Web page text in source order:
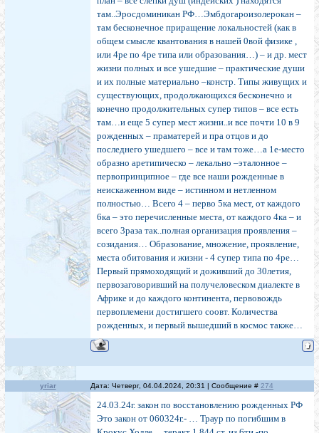
там..Эросдоминикан РФ…Эмбдогароизолерокан –
там бесконечное приращение локальностей (как в
общем смысле квантования в нашей 0вой физике ,
или 4ре по 4ре типа или образования…) – и др. мест
жизни полных и все ушедшие – практические души
и их полные материально –констр. Типы живущих и
существующих, продолжающихся бесконечно и
конечно продолжительных супер типов – все есть
там…и еще 5 супер мест жизни..и все почти 10 в 9
рожденных – праматерей и пра отцов и до
последнего ушедшего – все и там тоже…а 1е-место
образно аретипическо – лекально –эталонное –
первопринципное – где все наши рожденные в
неискаженном виде – истинном и нетленном
полностью… Всего 4 – перво 5ка мест, от каждого
6ка – это перечисленные места, от каждого 4ка – и
всего 3раза так..полная организация проявления –
созидания… Образование, множение, проявление,
места обитования и жизни - 4 супер типа по 4ре…
Первый прямоходящий и доживший до 30летия,
первозаговоривший на получеловеском диалекте в
Африке и до каждого континента, первовождь
первоплемени достигшего соовт. Количества
рожденных, и первый вышедший в космос также…
yriar Дата: Четверг, 04.04.2024, 20:31 | Сообщение # 274
24.03.24г. закон по восстановлению рожденных РФ
Это закон от 060324г.- … Траур по погибшим в